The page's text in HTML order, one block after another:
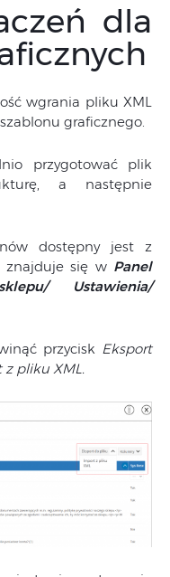
dla
wgrania pliku XML
graficznego.
przygotować plik
a następnie
dostępny jest z
znajduje się w Panel
Ustawienia/
przycisk Eksport
z pliku XML.